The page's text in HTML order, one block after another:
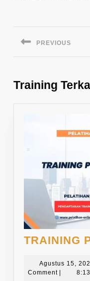
PREVIOUS
Training
TRAINING
Agustus 15,
Comment